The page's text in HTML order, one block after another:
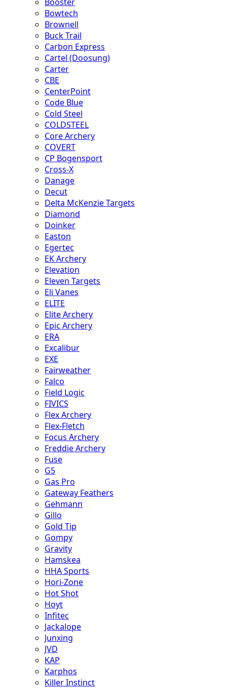
Bowtech
Brownell
Buck Trail
Carbon Express
Cartel (Doosung)
Carter
CBE
CenterPoint
Code Blue
Cold Steel
COLDSTEEL
Core Archery
COVERT
CP Bogensport
Cross-X
Danage
Decut
Delta McKenzie Targets
Diamond
Doinker
Easton
Egertec
EK Archery
Elevation
Eleven Targets
Eli Vanes
ELITE
Elite Archery
Epic Archery
ERA
Excalibur
EXE
Fairweather
Falco
Field Logic
FIVICS
Flex Archery
Flex-Fletch
Focus Archery
Freddie Archery
Fuse
G5
Gas Pro
Gateway Feathers
Gehmann
Gillo
Gold Tip
Gompy
Gravity
Hamskea
HHA Sports
Hori-Zone
Hot Shot
Hoyt
Infitec
Jackalope
Junxing
JVD
KAP
Karphos
Killer Instinct